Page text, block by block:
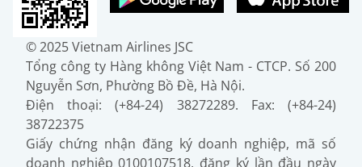
© 2025 Vietnam Airlines JSC
Tổng công ty Hàng không Việt Nam - CTCP. Số 200
Nguyễn Sơn, Phường Bồ Đề, Hà Nội.
Điện thoại: (+84-24) 38272289. Fax: (+84-24)
38722375
Giấy chứng nhận đăng ký doanh nghiệp, mã số
doanh nghiệp 0100107518, đăng ký lần đầu ngày